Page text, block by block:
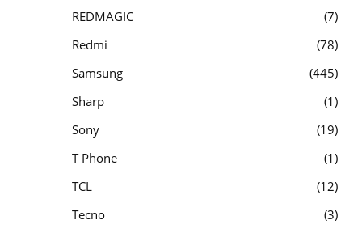
REDMAGIC
7
Redmi
78
Samsung
445
Sharp
1
Sony
19
T Phone
1
TCL
12
Tecno
3